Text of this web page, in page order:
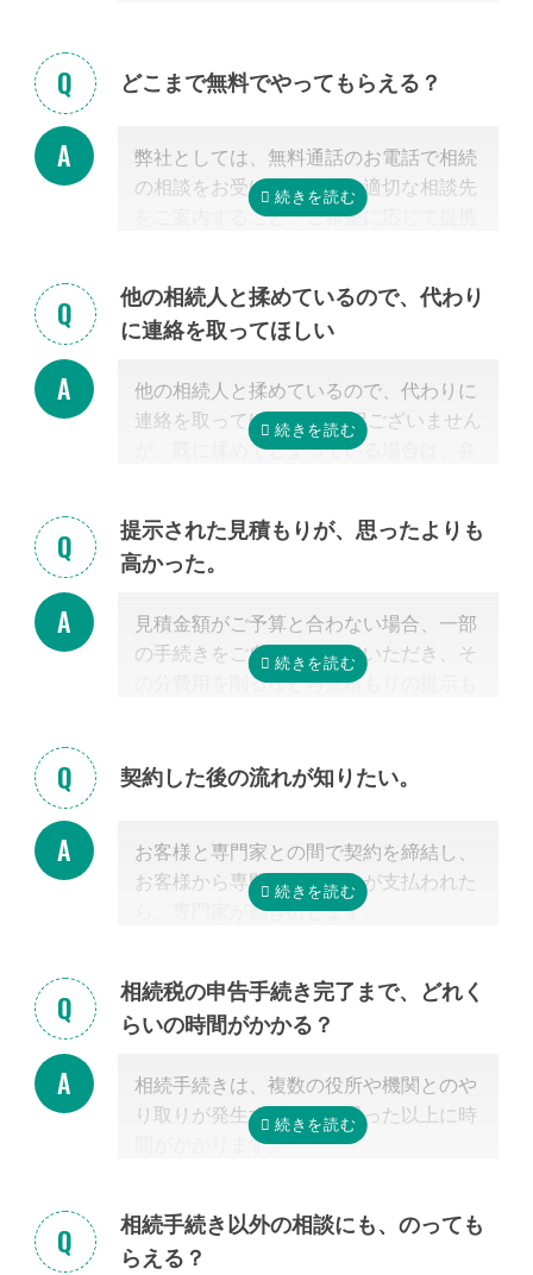
どこまで無料でやってもらえる？
弊社としては、無料通話のお電話で相続
の相談をお受けすること、適切な相談先
をご案内すること、ご希望に応じて提携
ています。
またご紹介した専門家については、面談
続手続きを明らかにすること、それに対
するお見積りを提示するところまでは無
料で行っています。
クしてほしい」といったご相談は、専門
家の能力を使った実務に当たるため、無
料面談の対象外です。詳しくは専門スタ
他の相続人と揉めているので、代わり
に連絡を取ってほしい
他の相続人と揉めているので、代わりに
連絡を取ってほしい 申し訳ございません
が、既に揉めてしまっている場合は、弁
に相談可能な弁護士が掲載されています
ので、お客様から弁護士事務所に直接ご
提示された見積もりが、思ったよりも
高かった。
見積金額がご予算と合わない場合、一部
の手続きをご自身で行っていただき、そ
の分費用を削るなど再見積もりの提示も
らい場合、弊社専門スタッフがお客様に
契約した後の流れが知りたい。
お客様と専門家との間で契約を締結し、
お客様から専門家に着手金が支払われた
ら、専門家が動き出します。
ル・郵便などを使って進捗状況などの連
絡を取り合う形になります。
ば大丈夫ですので、ご安心ください。
相続税の申告手続き完了まで、どれく
らいの時間がかかる？
相続手続きは、複数の役所や機関とのや
り取りが発生するため、思った以上に時
間がかかります。
り、専門家が効率よく進めたとしても一
般的には全部で約3-4カ月かかると言わ
相続手続き以外の相談にも、のっても
らえる？